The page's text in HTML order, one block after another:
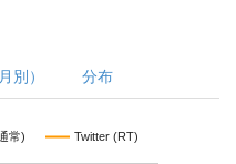
別） 分布
常) Twitter (RT)